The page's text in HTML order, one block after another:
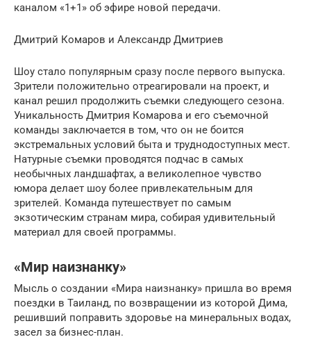
каналом «1+1» об эфире новой передачи.
Дмитрий Комаров и Александр Дмитриев
Шоу стало популярным сразу после первого выпуска.
Зрители положительно отреагировали на проект, и
канал решил продолжить съемки следующего сезона.
Уникальность Дмитрия Комарова и его съемочной
команды заключается в том, что он не боится
экстремальных условий быта и труднодоступных мест.
Натурные съемки проводятся подчас в самых
необычных ландшафтах, а великолепное чувство
юмора делает шоу более привлекательным для
зрителей. Команда путешествует по самым
экзотическим странам мира, собирая удивительный
материал для своей программы.
«Мир наизнанку»
Мысль о создании «Мира наизнанку» пришла во время
поездки в Таиланд, по возвращении из которой Дима,
решивший поправить здоровье на минеральных водах,
засел за бизнес-план.